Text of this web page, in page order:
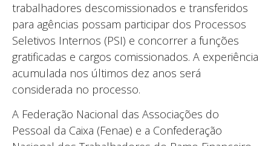
trabalhadores descomissionados e transferidos
para agências possam participar dos Processos
Seletivos Internos (PSI) e concorrer a funções
gratificadas e cargos comissionados. A experiência
acumulada nos últimos dez anos será
considerada no processo.
A Federação Nacional das Associações do
Pessoal da Caixa (Fenae) e a Confederação